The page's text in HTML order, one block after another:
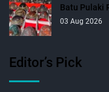
Batu Pulaki
03 Aug 2026
Editor’s Pick